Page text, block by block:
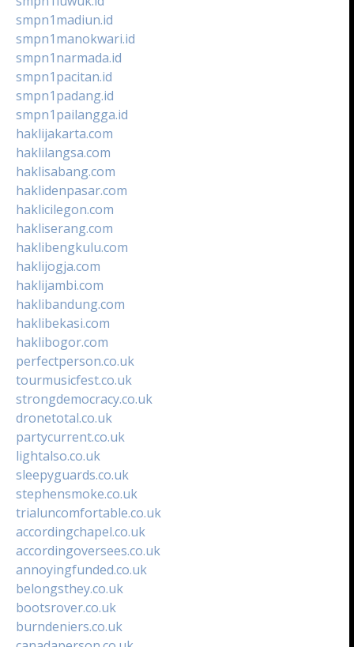
smpn1madiun.id
smpn1manokwari.id
smpn1narmada.id
smpn1pacitan.id
smpn1padang.id
smpn1pailangga.id
haklijakarta.com
haklilangsa.com
haklisabang.com
haklidenpasar.com
haklicilegon.com
hakliserang.com
haklibengkulu.com
haklijogja.com
haklijambi.com
haklibandung.com
haklibekasi.com
haklibogor.com
perfectperson.co.uk
tourmusicfest.co.uk
strongdemocracy.co.uk
dronetotal.co.uk
partycurrent.co.uk
lightalso.co.uk
sleepyguards.co.uk
stephensmoke.co.uk
trialuncomfortable.co.uk
accordingchapel.co.uk
accordingoversees.co.uk
annoyingfunded.co.uk
belongsthey.co.uk
bootsrover.co.uk
burndeniers.co.uk